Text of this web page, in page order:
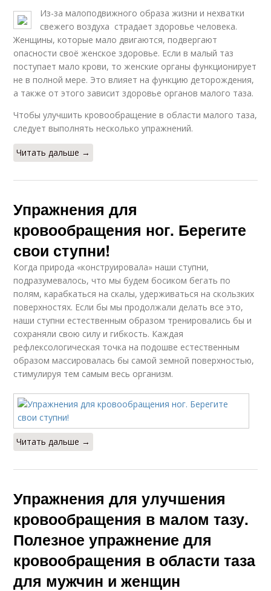
Из-за малоподвижного образа жизни и нехватки
свежего воздуха страдает здоровье человека.
Женщины, которые мало двигаются, подвергают
опасности своё женское здоровье. Если в малый таз
поступает мало крови, то женские органы функционирует
не в полной мере. Это влияет на функцию деторождения,
а также от этого зависит здоровье органов малого таза.
Чтобы улучшить кровообращение в области малого таза,
следует выполнять несколько упражнений.
Читать дальше →
Упражнения для
кровообращения ног. Берегите
свои ступни!
Когда природа «конструировала» наши ступни,
подразумевалось, что мы будем босиком бегать по
полям, карабкаться на скалы, удерживаться на скользких
поверхностях. Если бы мы продолжали делать все это,
наши ступни естественным образом тренировались бы и
сохраняли свою силу и гибкость. Каждая
рефлексологическая точка на подошве естественным
образом массировалась бы самой земной поверхностью,
стимулируя тем самым весь организм.
Читать дальше →
Упражнения для улучшения
кровообращения в малом тазу.
Полезное упражнение для
кровообращения в области таза
для мужчин и женщин